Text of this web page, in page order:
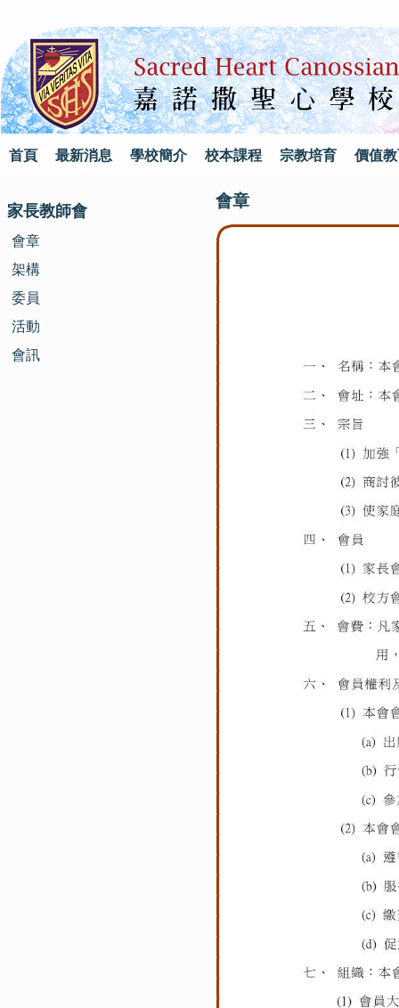
首頁 最新消息 學校簡介 校本課程 宗教培育 價值
家長教師會
會章
架構
委員
活動
會訊
會章